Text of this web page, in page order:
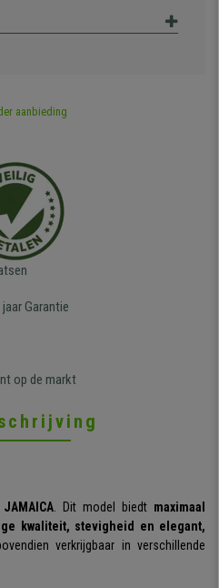
Garantie
op de markt
JAMAICA. Dit model biedt maximaal
kwaliteit, stevigheid en elegant,
verkrijgbaar in verschillende